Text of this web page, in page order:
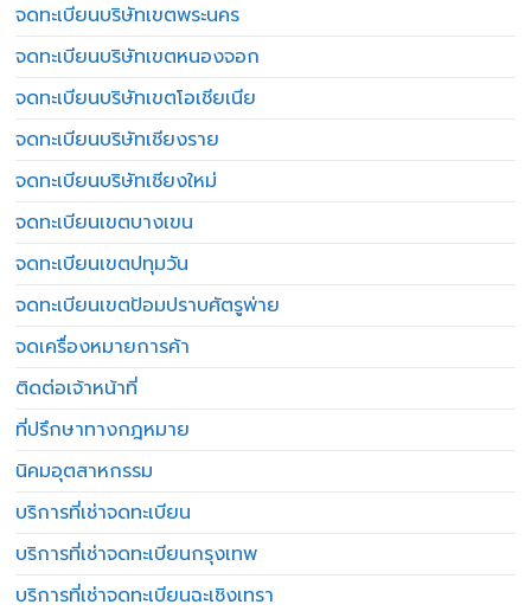
จดทะเบียนบริษัทเขตพระนคร
จดทะเบียนบริษัทเขตหนองจอก
จดทะเบียนบริษัทเขตโอเชียเนีย
จดทะเบียนบริษัทเชียงราย
จดทะเบียนบริษัทเชียงใหม่
จดทะเบียนเขตบางเขน
จดทะเบียนเขตปทุมวัน
จดทะเบียนเขตป้อมปราบศัตรูพ่าย
จดเครื่องหมายการค้า
ติดต่อเจ้าหน้าที่
ที่ปรึกษาทางกฎหมาย
นิคมอุตสาหกรรม
บริการที่เช่าจดทะเบียน
บริการที่เช่าจดทะเบียนกรุงเทพ
บริการที่เช่าจดทะเบียนฉะเชิงเทรา